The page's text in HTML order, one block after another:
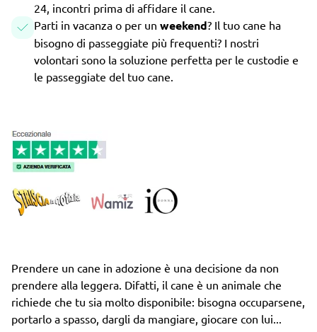
24, incontri prima di affidare il cane.
Parti in vacanza o per un weekend? Il tuo cane ha
bisogno di passeggiate più frequenti? I nostri
volontari sono la soluzione perfetta per le custodie e
le passeggiate del tuo cane.
Prendere un cane in adozione è una decisione da non
prendere alla leggera. Difatti, il cane è un animale che
richiede che tu sia molto disponibile: bisogna occuparsene,
portarlo a spasso, dargli da mangiare, giocare con lui...